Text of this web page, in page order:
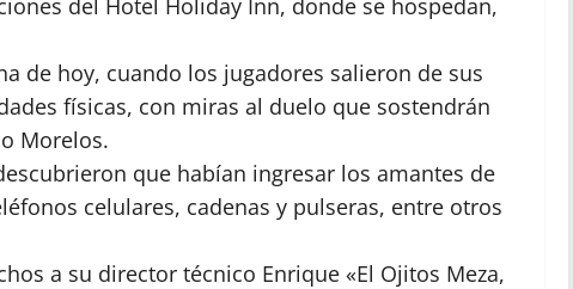
del Hotel Holiday Inn, donde se hospedan,
de hoy, cuando los jugadores salieron de sus
físicas, con miras al duelo que sostendrán
Morelos.
que habían ingresar los amantes de
celulares, cadenas y pulseras, entre otros
a su director técnico Enrique «El Ojitos Meza,